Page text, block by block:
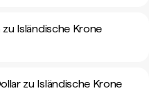
Isländische Krone
zu Isländische Krone